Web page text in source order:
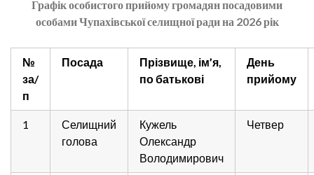
Графік особистого прийому громадян посадовими
особами Чупахівської селищної ради на 2026 рік
№
за/
п
Посада Прізвище, ім’я,
по батькові
День
прийому
1
Селищний
голова
Кужель
Олександр
Володимирович
Четвер